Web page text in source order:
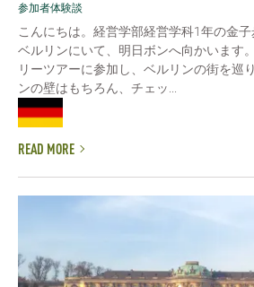
参加者体験談
こんにちは。経営学部経営学科1年の金
ベルリンにいて、明日ボンへ向かいます
リーツアーに参加し、ベルリンの街を巡
ンの壁はもちろん、チェッ...
READ MORE